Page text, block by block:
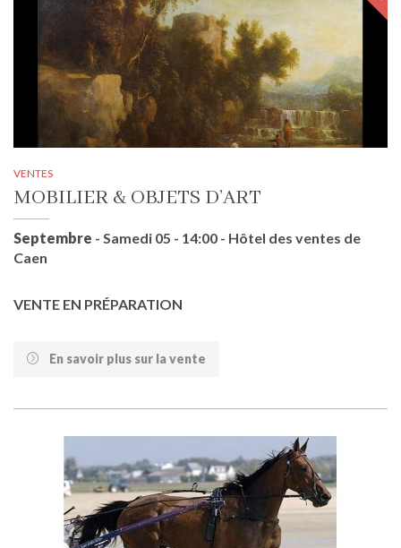
VENTES
MOBILIER & OBJETS D’ART
Septembre - Samedi 05 - 14:00 - Hôtel des ventes de
Caen
VENTE EN PRÉPARATION
En savoir plus sur la vente